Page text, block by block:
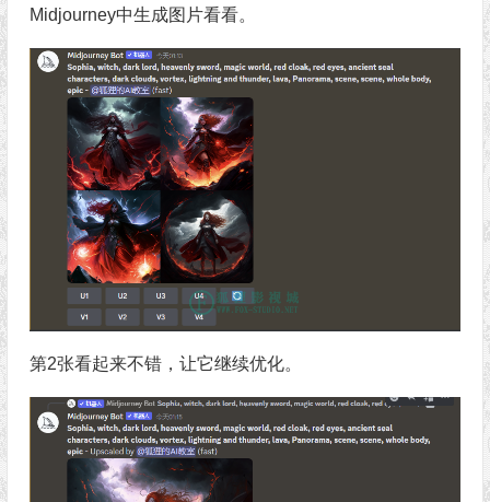
Midjourney中生成图片看看。
第2张看起来不错，让它继续优化。